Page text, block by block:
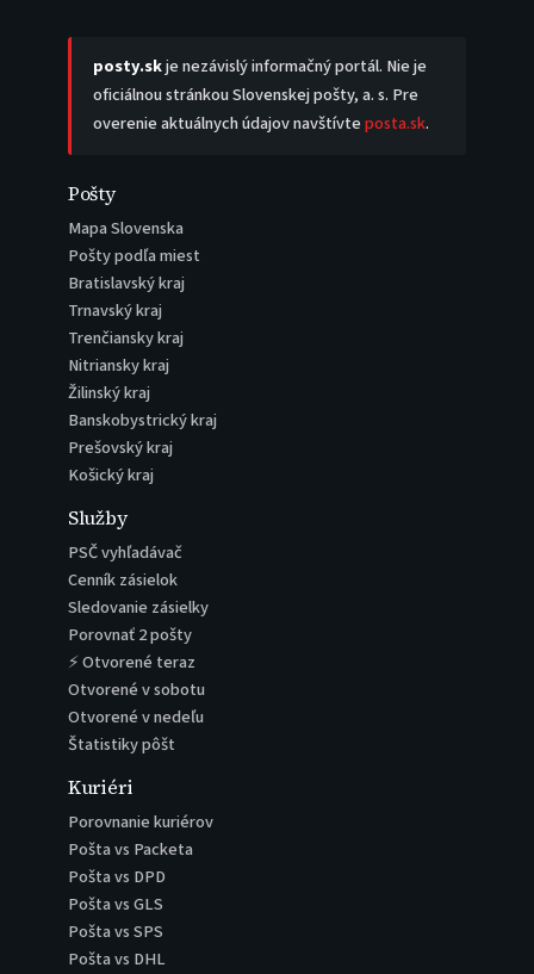
posty.skje nezávislý informačný portál. Nie je
oficiálnou stránkou Slovenskej pošty, a. s. Pre
overenie aktuálnych údajov navštívteposta.sk.
Pošty
Mapa Slovenska
Pošty podľa miest
Bratislavský kraj
Trnavský kraj
Trenčiansky kraj
Nitriansky kraj
Žilinský kraj
Banskobystrický kraj
Prešovský kraj
Košický kraj
Služby
PSČ vyhľadávač
Cenník zásielok
Sledovanie zásielky
Porovnať 2 pošty
⚡ Otvorené teraz
Otvorené v sobotu
Otvorené v nedeľu
Štatistiky pôšt
Kuriéri
Porovnanie kuriérov
Pošta vs Packeta
Pošta vs DPD
Pošta vs GLS
Pošta vs SPS
Pošta vs DHL